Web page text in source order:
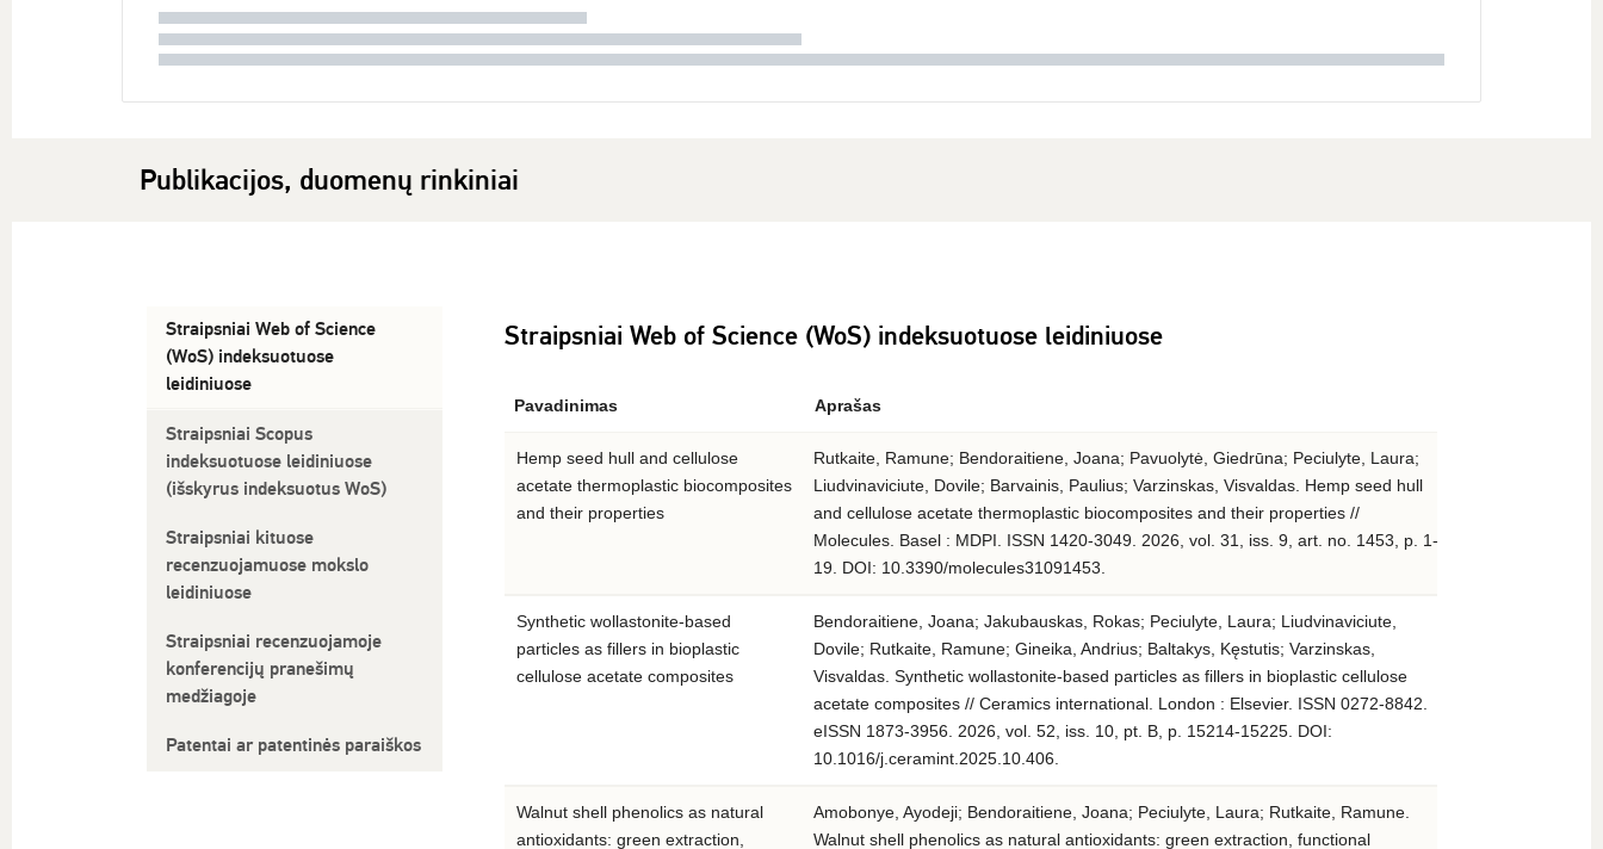
Publikacijos, duomenų rinkiniai
Straipsniai Web of Science
(WoS) indeksuotuose
leidiniuose
Straipsniai Scopus
indeksuotuose leidiniuose
(išskyrus indeksuotus WoS)
Straipsniai kituose
recenzuojamuose mokslo
leidiniuose
Straipsniai recenzuojamoje
konferencijų pranešimų
medžiagoje
Patentai ar patentinės paraiškos
Straipsniai Web of Science (WoS) indeksuotuose leidiniuose
Pavadinimas Aprašas
Hemp seed hull and cellulose
acetate thermoplastic biocomposites
and their properties
Rutkaite, Ramune; Bendoraitiene, Joana; Pavuolytė, Giedrūna; Peciulyte, Laura;
Liudvinaviciute, Dovile; Barvainis, Paulius; Varzinskas, Visvaldas. Hemp seed hull
and cellulose acetate thermoplastic biocomposites and their properties //
Molecules. Basel : MDPI. ISSN 1420-3049. 2026, vol. 31, iss. 9, art. no. 1453, p. 1-
19. DOI: 10.3390/molecules31091453.
Synthetic wollastonite-based
particles as fillers in bioplastic
cellulose acetate composites
Bendoraitiene, Joana; Jakubauskas, Rokas; Peciulyte, Laura; Liudvinaviciute,
Dovile; Rutkaite, Ramune; Gineika, Andrius; Baltakys, Kęstutis; Varzinskas,
Visvaldas. Synthetic wollastonite-based particles as fillers in bioplastic cellulose
acetate composites // Ceramics international. London : Elsevier. ISSN 0272-8842.
eISSN 1873-3956. 2026, vol. 52, iss. 10, pt. B, p. 15214-15225. DOI:
10.1016/j.ceramint.2025.10.406.
Walnut shell phenolics as natural
antioxidants: green extraction,
Amobonye, Ayodeji; Bendoraitiene, Joana; Peciulyte, Laura; Rutkaite, Ramune.
Walnut shell phenolics as natural antioxidants: green extraction, functional